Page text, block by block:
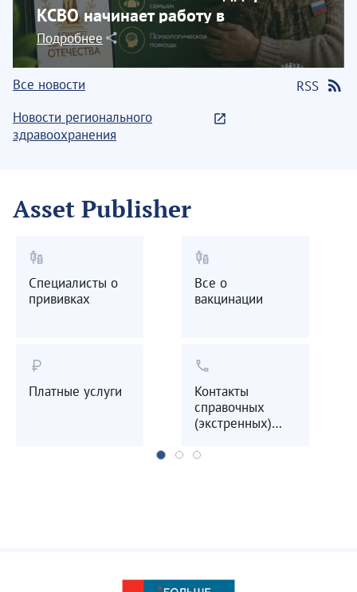
КСВО начинает работу в
социальной сети...
Подробнее
Все новости
RSS
Новости регионального
здравоохранения
Asset Publisher
vaccines
Специалисты о
прививках
vaccines
Все о
вакцинации
currency_ruble
Платные услуги
call
Контакты
справочных
(экстренных)